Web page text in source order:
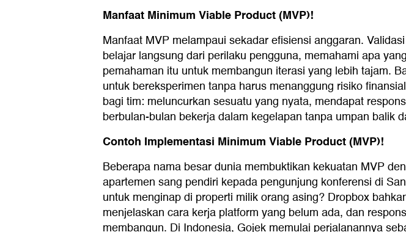
Manfaat Minimum Viable Product (MVP)!
Manfaat MVP melampaui sekadar efisiensi anggaran.
belajar langsung dari perilaku pengguna, memahami apa
pemahaman itu untuk membangun iterasi yang lebih tajam.
untuk bereksperimen tanpa harus menanggung risiko
bagi tim: meluncurkan sesuatu yang nyata, mendapat
berbulan-bulan bekerja dalam kegelapan tanpa umpan balik
Contoh Implementasi Minimum Viable Product (MVP)!
Beberapa nama besar dunia membuktikan kekuatan MVP
apartemen sang pendiri kepada pengunjung konferensi di
untuk menginap di properti milik orang asing? Dropbox
menjelaskan cara kerja platform yang belum ada, dan
membangun. Di Indonesia, Gojek memulai perjalanannya